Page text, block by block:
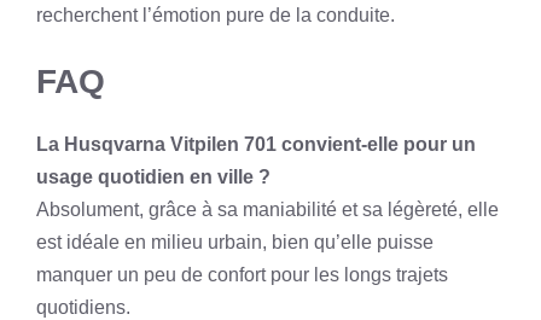
recherchent l’émotion pure de la conduite.
FAQ
La Husqvarna Vitpilen 701 convient-elle pour un
usage quotidien en ville ?
Absolument, grâce à sa maniabilité et sa légèreté, elle
est idéale en milieu urbain, bien qu’elle puisse
manquer un peu de confort pour les longs trajets
quotidiens.